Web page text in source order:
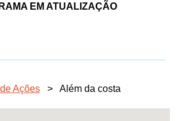
EM ATUALIZAÇÃO
Ações > Além da costa